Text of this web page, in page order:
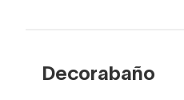
Decorabaño